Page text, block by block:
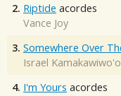
2. Riptide acordes
Vance Joy
3. Somewhere Over
Israel
4. I'm Yours acordes